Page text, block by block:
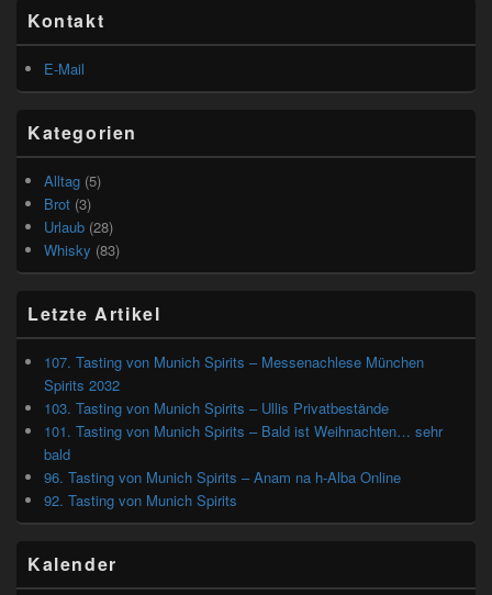
Seitenleisten
Widget-
Bereich
Kontakt
E-Mail
Kategorien
Alltag (5)
Brot (3)
Urlaub (28)
Whisky (83)
Letzte Artikel
107. Tasting von Munich Spirits – Messenachlese München
Spirits 2032
103. Tasting von Munich Spirits – Ullis Privatbestände
101. Tasting von Munich Spirits – Bald ist Weihnachten… sehr
bald
96. Tasting von Munich Spirits – Anam na h-Alba Online
92. Tasting von Munich Spirits
Kalender